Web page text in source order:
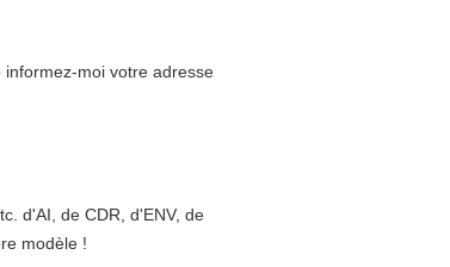
moi votre adresse
d'AI, de CDR, d'ENV, de
modèle !